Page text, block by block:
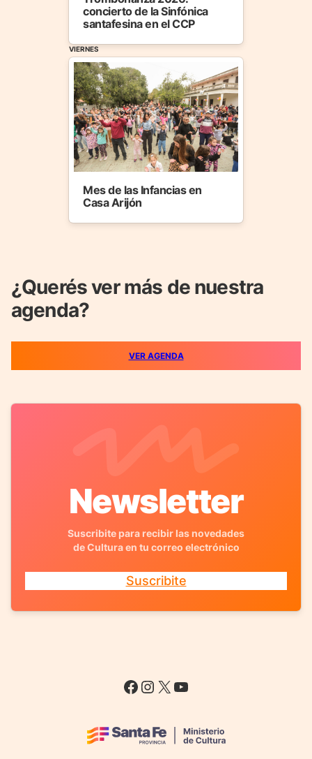
concierto de la Sinfónica
santafesina en el CCP
VIERNES
Mes de las Infancias en
Casa Arijón
¿Querés ver más de nuestra
agenda?
VER AGENDA
Newsletter
Suscribite para recibir las novedades
de Cultura en tu correo electrónico
Suscribite
Facebook
Instagram
X YouTube